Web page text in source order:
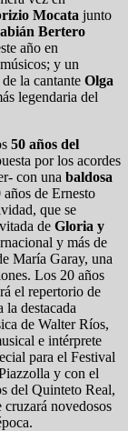
Mocata junto
Bertero
año en
y un
la cantante Olga
legendaria del
50 años del
por los acordes
con una baldosa
de Ernesto
que se
de Gloria y
y más de
María Garay, una
Los 20 años
el repertorio de
destacada
de Walter Ríos,
e intérprete
para el Festival
y con el
del Quinteto Real,
novedosos